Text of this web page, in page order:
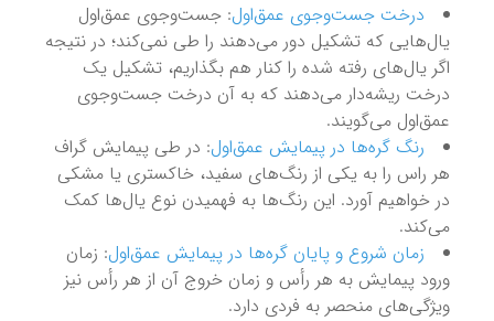
درخت جست‌وجوی عمق‌اول:‌ جست‌وجوی عمق‌اول
یال‌هایی که تشکیل دور می‌دهند را طی نمی‌کند؛ در نتیجه
اگر یال‌های رفته شده را کنار هم بگذاریم، تشکیل یک
درخت ریشه‌دار می‌دهند که به آن درخت جست‌وجوی
عمق‌اول می‌گویند.
رنگ گره‌ها در پیمایش عمق‌اول: در طی پیمایش گراف
هر راس را به یکی از رنگ‌های سفید، خاکستری یا مشکی
در خواهیم آورد. این رنگ‌ها به فهمیدن نوع یال‌ها کمک
می‌کند.
زمان شروع و پایان گره‌ها در پیمایش عمق‌اول: زمان
ورود پیمایش به هر رأس و زمان خروج آن از هر رأس نیز
ویژگی‌های منحصر به فردی دارد.